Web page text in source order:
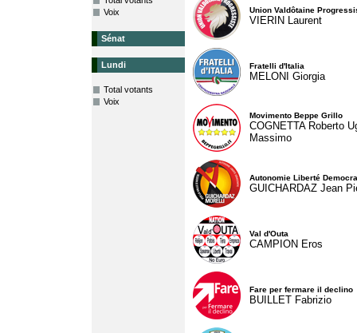
Voix
Sénat
Lundi
Total votants
Voix
Union Valdôtaine
VIERIN Laurent
Fratelli d'Italia
MELONI Giorgia
Movimento Beppe Grillo
COGNETTA Roberto
Massimo
Autonomie Liberté
GUICHARDAZ Jean
Val d'Outa
CAMPION Eros
Fare per fermare il declino
BUILLET Fabrizio